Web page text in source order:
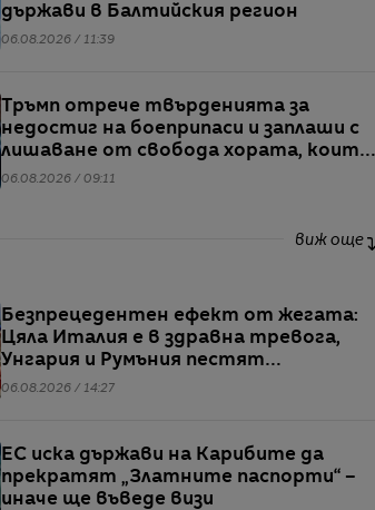
държави в Балтийския регион
06.08.2026 / 11:39
Тръмп отрече твърденията за
недостиг на боеприпаси и заплаши с
лишаване от свобода хората, които
разпространяват подобна
06.08.2026 / 09:11
виж още
Безпрецедентен ефект от жегата:
Цяла Италия е в здравна тревога,
Унгария и Румъния пестят
електричество
06.08.2026 / 14:27
ЕС иска държави на Карибите да
прекратят „Златните паспорти“ –
иначе ще въведе визи